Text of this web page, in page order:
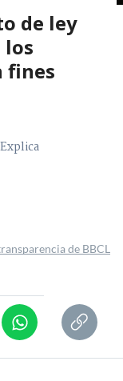
de ley
fines
de BBCL